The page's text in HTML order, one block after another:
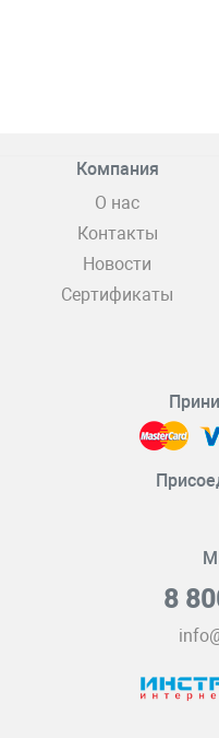
Компания
О нас
Контакты
Новости
Сертификаты
8